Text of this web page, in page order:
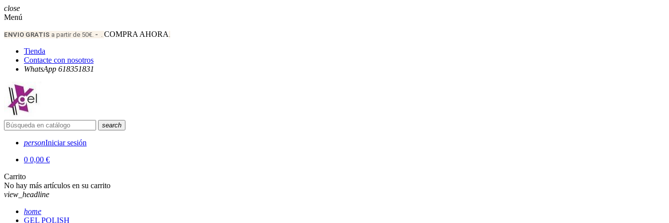
close
Menú
ENVIO GRATIS a partir de 50€. - . COMPRA AHORA .
Tienda
Contacte con nosotros
WhatsApp 618351831
search
personIniciar sesión
0 0,00 €
Carrito
No hay más artículos en su carrito
view_headline
home
GEL POLISH